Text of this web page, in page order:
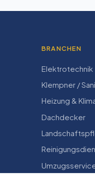
BRANCHEN
Elektrotechnik
Klempner /
Heizung &
Dachdecker